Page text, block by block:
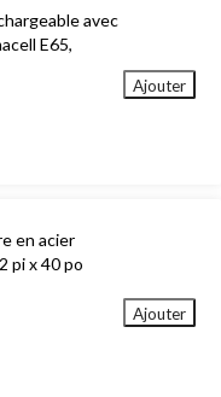
avec
E65,
Ajouter
en acier
pi x 40 po
Ajouter